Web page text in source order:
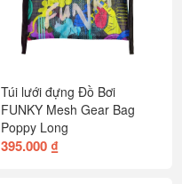
Túi lưới đựng Đồ Bơi
FUNKY Mesh Gear Bag
Poppy Long
395.000 ₫